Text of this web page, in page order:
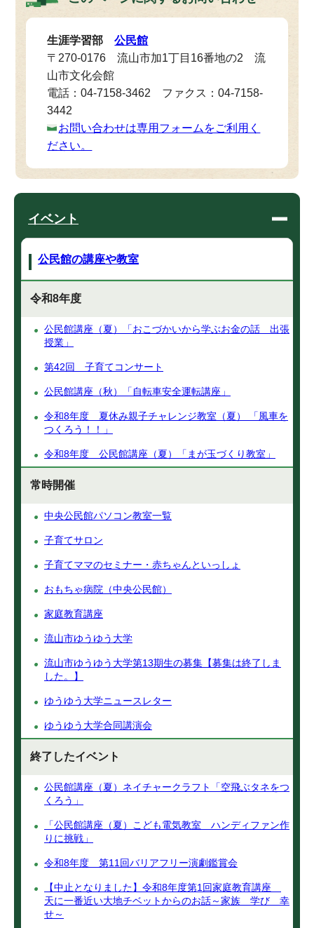
生涯学習部公民館
〒270-0176 流山市加1丁目16番地の2 流
山市文化会館
電話：04-7158-3462 ファクス：04-7158-
3442
お問い合わせは専用フォームをご利用く
ださい。
イベント
公民館の講座や教室
令和8年度
公民館講座（夏）「おこづかいから学ぶお金の話 出張
授業」
第42回 子育てコンサート
公民館講座（秋）「自転車安全運転講座」
令和8年度 夏休み親子チャレンジ教室（夏） 「風車を
つくろう！！」
令和8年度 公民館講座（夏）「まが玉づくり教室」
常時開催
中央公民館パソコン教室一覧
子育てサロン
子育てママのセミナー・赤ちゃんといっしょ
おもちゃ病院（中央公民館）
家庭教育講座
流山市ゆうゆう大学
流山市ゆうゆう大学第13期生の募集【募集は終了しま
した。】
ゆうゆう大学ニュースレター
ゆうゆう大学合同講演会
終了したイベント
公民館講座（夏）ネイチャークラフト「空飛ぶタネをつ
くろう」
「公民館講座（夏）こども電気教室 ハンディファン作
りに挑戦」
令和8年度 第11回バリアフリー演劇鑑賞会
【中止となりました】令和8年度第1回家庭教育講座
天に一番近い大地チベットからのお話～家族 学び 幸
せ～